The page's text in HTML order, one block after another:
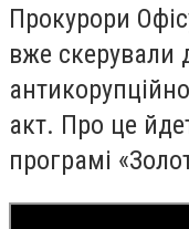
Прокурори
вже скерували
акт. Про це
програмі «